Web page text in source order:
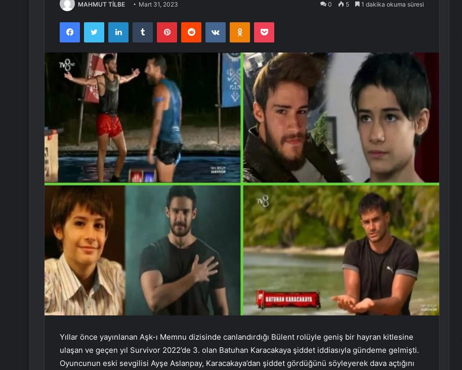
MAHMUT TİLBE Mart 31, 2023 0 5 1 dakika okuma süresi
FacebookTwitter LinkedInTumblr PinterestReddit VKontakteOdnoklassniki
Pocket
Yıllar önce yayınlanan Aşk-ı Memnu dizisinde canlandırdığı Bülent rolüyle geniş bir hayran kitlesine
ulaşan ve geçen yıl Survivor 2022’de 3. olan Batuhan Karacakaya şiddet iddiasıyla gündeme gelmişti.
Oyuncunun eski sevgilisi Ayşe Aslanpay, Karacakaya’dan şiddet gördüğünü söyleyerek dava açtığını